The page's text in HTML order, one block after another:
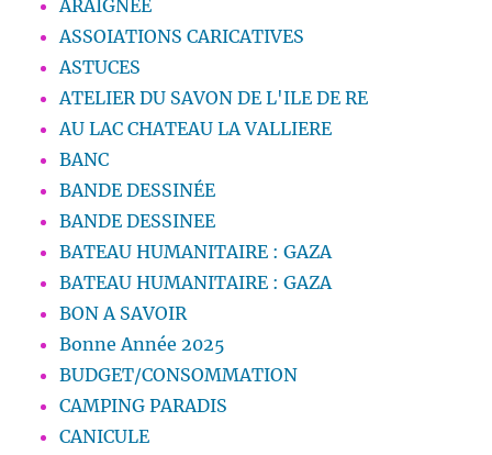
ARAIGNEE
ASSOIATIONS CARICATIVES
ASTUCES
ATELIER DU SAVON DE L'ILE DE RE
AU LAC CHATEAU LA VALLIERE
BANC
BANDE DESSINÉE
BANDE DESSINEE
BATEAU HUMANITAIRE : GAZA
BATEAU HUMANITAIRE : GAZA
BON A SAVOIR
Bonne Année 2025
BUDGET/CONSOMMATION
CAMPING PARADIS
CANICULE